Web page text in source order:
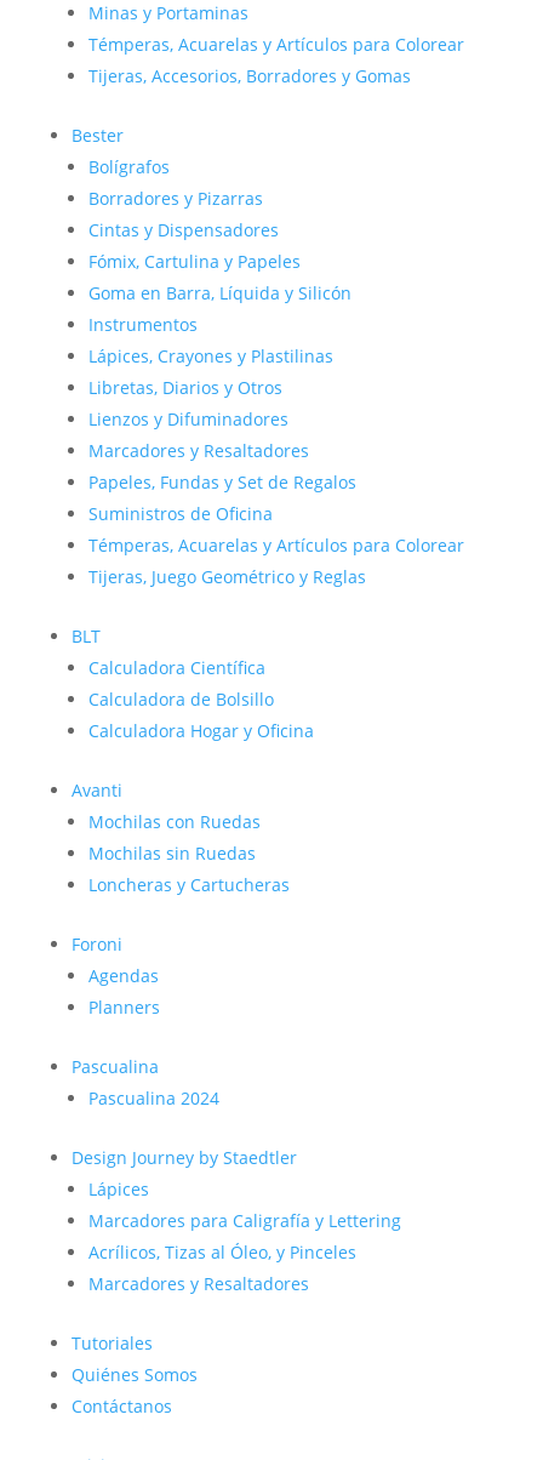
Minas y Portaminas
Témperas, Acuarelas y Artículos para Colorear
Tijeras, Accesorios, Borradores y Gomas
Bester
Bolígrafos
Borradores y Pizarras
Cintas y Dispensadores
Fómix, Cartulina y Papeles
Goma en Barra, Líquida y Silicón
Instrumentos
Lápices, Crayones y Plastilinas
Libretas, Diarios y Otros
Lienzos y Difuminadores
Marcadores y Resaltadores
Papeles, Fundas y Set de Regalos
Suministros de Oficina
Témperas, Acuarelas y Artículos para Colorear
Tijeras, Juego Geométrico y Reglas
BLT
Calculadora Científica
Calculadora de Bolsillo
Calculadora Hogar y Oficina
Avanti
Mochilas con Ruedas
Mochilas sin Ruedas
Loncheras y Cartucheras
Foroni
Agendas
Planners
Pascualina
Pascualina 2024
Design Journey by Staedtler
Lápices
Marcadores para Caligrafía y Lettering
Acrílicos, Tizas al Óleo, y Pinceles
Marcadores y Resaltadores
Tutoriales
Quiénes Somos
Contáctanos